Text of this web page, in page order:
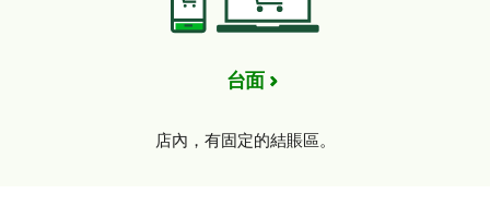
台面
店內，有固定的結賬區。